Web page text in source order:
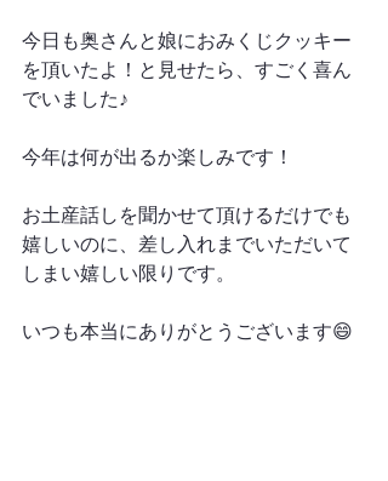
今日も奥さんと娘におみくじクッキー
を頂いたよ！と見せたら、すごく喜ん
でいました♪
今年は何が出るか楽しみです！
お土産話しを聞かせて頂けるだけでも
嬉しいのに、差し入れまでいただいて
しまい嬉しい限りです。
いつも本当にありがとうございます😄